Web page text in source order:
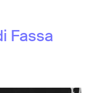
Fassa